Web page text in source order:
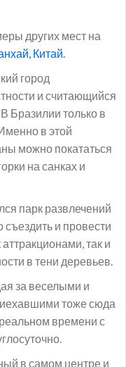
других мест на
Китай.
город
и считающийся
Бразилии только в
в этой
можно покататься
на санках и
парк развлечений
и провести
так и
в тени деревьев.
за веселыми и
тоже сюда
времени с
в самом центре и